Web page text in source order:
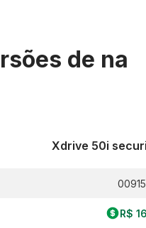
de na
Xdrive 50i
R$